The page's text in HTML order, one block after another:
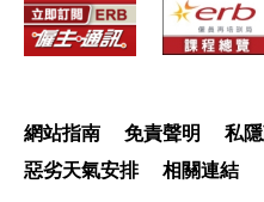
網站指南 免責聲明
私
惡劣天氣安排
相關連結